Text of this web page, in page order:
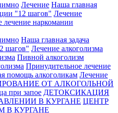
Лечение Наша главная
"12 шагов" Лечение
лечение наркомании
Наша главная задача
шагов" Лечение алкоголизма
Пивной алкоголизм
Принудительное лечение
помощь алкоголикам Лечение
ОТ АЛКОГОЛЬНОЙ
при запое ДЕТОКСИКАЦИЯ
В КУРГАНЕ ЦЕНТР
КУРГАНЕ